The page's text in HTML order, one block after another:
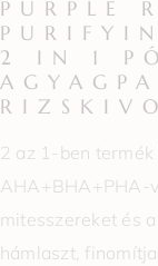
PURPLE
2 IN 1
2 az 1-ben
AHA+BHA+PHA-
mitesszereket és
hámlaszt,